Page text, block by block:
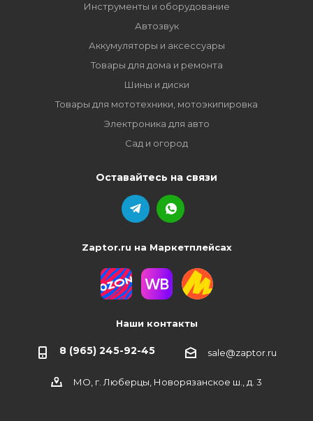
Инструменты и оборудование
Автозвук
Аккумуляторы и аксессуары
Товары для дома и ремонта
Шины и диски
Товары для мототехники, мотоэкипировка
Электроника для авто
Сад и огород
Оставайтесь на связи
Zaptor.ru на Маркетплейсах
Наши контакты
8 (965) 245-92-45 sale@zaptor.ru
МО, г. Люберцы, Новорязанское ш., д. 3